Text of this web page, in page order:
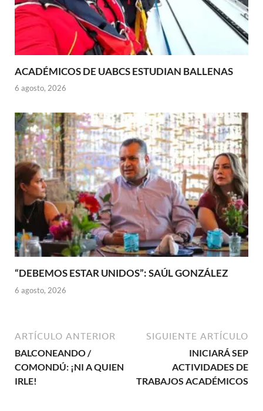
ACADÉMICOS DE UABCS ESTUDIAN BALLENAS
6 agosto, 2026
“DEBEMOS ESTAR UNIDOS”: SAÚL GONZÁLEZ
6 agosto, 2026
ARTÍCULO ANTERIOR
BALCONEANDO /
COMONDÚ: ¡NI A QUIEN
IRLE!
SIGUIENTE ARTÍCULO
INICIARÁ SEP
ACTIVIDADES DE
TRABAJOS ACADÉMICOS